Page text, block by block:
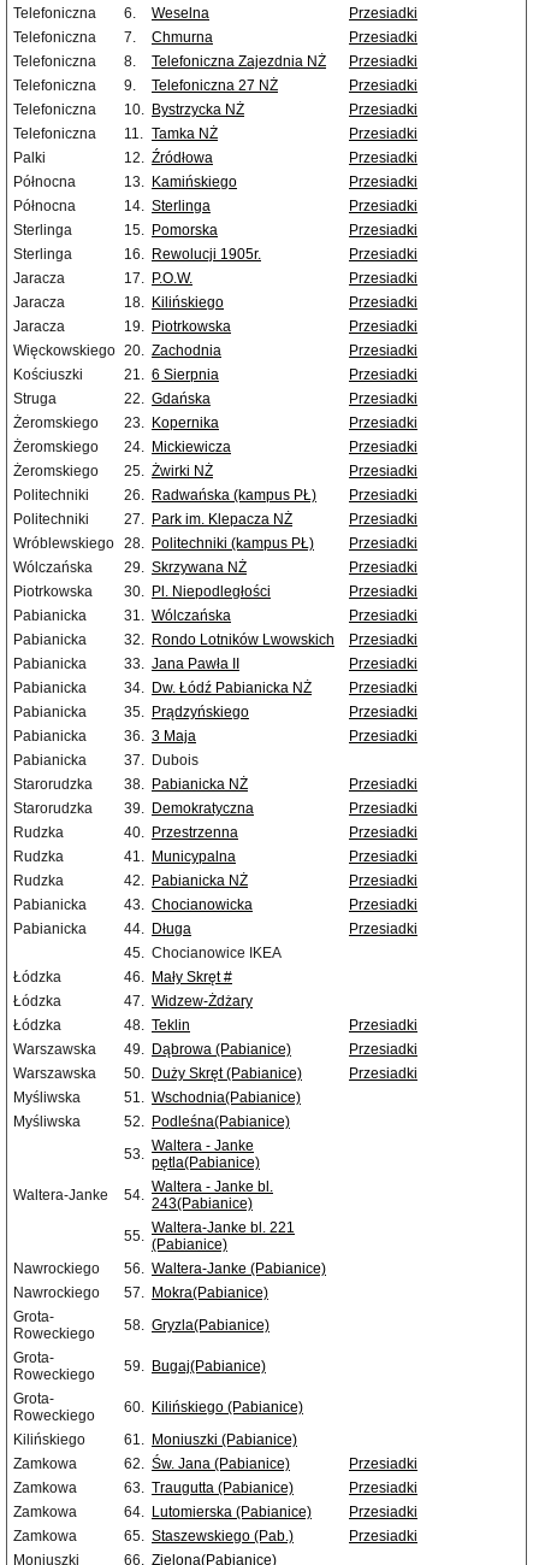
Telefoniczna
6. Weselna
Przesiadki
Telefoniczna
7. Chmurna
Przesiadki
Telefoniczna
8. Telefoniczna Zajezdnia NŻ
Przesiadki
Telefoniczna
9. Telefoniczna 27 NŻ
Przesiadki
Telefoniczna
10. Bystrzycka NŻ
Przesiadki
Telefoniczna
11. Tamka NŻ
Przesiadki
Palki
12. Źródłowa
Przesiadki
Północna
13. Kamińskiego
Przesiadki
Północna
14. Sterlinga
Przesiadki
Sterlinga
15. Pomorska
Przesiadki
Sterlinga
16. Rewolucji 1905r.
Przesiadki
Jaracza
17. P.O.W.
Przesiadki
Jaracza
18. Kilińskiego
Przesiadki
Jaracza
19. Piotrkowska
Przesiadki
Więckowskiego 20. Zachodnia
Przesiadki
Kościuszki
21. 6 Sierpnia
Przesiadki
Struga
22. Gdańska
Przesiadki
Żeromskiego
23. Kopernika
Przesiadki
Żeromskiego
24. Mickiewicza
Przesiadki
Żeromskiego
25. Żwirki NŻ
Przesiadki
Politechniki
26. Radwańska (kampus PŁ)
Przesiadki
Politechniki
27. Park im. Klepacza NŻ
Przesiadki
Wróblewskiego 28. Politechniki (kampus PŁ)
Przesiadki
Wólczańska
29. Skrzywana NŻ
Przesiadki
Piotrkowska
30. Pl. Niepodległości
Przesiadki
Pabianicka
31. Wólczańska
Przesiadki
Pabianicka
32. Rondo Lotników Lwowskich
Przesiadki
Pabianicka
33. Jana Pawła II
Przesiadki
Pabianicka
34. Dw. Łódź Pabianicka NŻ
Przesiadki
Pabianicka
35. Prądzyńskiego
Przesiadki
Pabianicka
36. 3 Maja
Przesiadki
Pabianicka
37. Dubois
Starorudzka
38. Pabianicka NŻ
Przesiadki
Starorudzka
39. Demokratyczna
Przesiadki
Rudzka
40. Przestrzenna
Przesiadki
Rudzka
41. Municypalna
Przesiadki
Rudzka
42. Pabianicka NŻ
Przesiadki
Pabianicka
43. Chocianowicka
Przesiadki
Pabianicka
44. Długa
Przesiadki
45. Chocianowice IKEA
Łódzka
46. Mały Skręt #
Łódzka
47. Widzew-Żdżary
Łódzka
48. Teklin
Przesiadki
Warszawska
49. Dąbrowa (Pabianice)
Przesiadki
Warszawska
50. Duży Skręt (Pabianice)
Przesiadki
Myśliwska
51. Wschodnia(Pabianice)
Myśliwska
52. Podleśna(Pabianice)
53. Waltera - Janke
pętla(Pabianice)
Waltera-Janke
54. Waltera - Janke bl.
243(Pabianice)
55. Waltera-Janke bl. 221
(Pabianice)
Nawrockiego
56. Waltera-Janke (Pabianice)
Nawrockiego
57. Mokra(Pabianice)
Grota-
Roweckiego
58. Gryzla(Pabianice)
Grota-
Roweckiego
59. Bugaj(Pabianice)
Grota-
Roweckiego
60. Kilińskiego (Pabianice)
Kilińskiego
61. Moniuszki (Pabianice)
Zamkowa
62. Św. Jana (Pabianice)
Przesiadki
Zamkowa
63. Traugutta (Pabianice)
Przesiadki
Zamkowa
64. Lutomierska (Pabianice)
Przesiadki
Zamkowa
65. Staszewskiego (Pab.)
Przesiadki
Moniuszki
66. Zielona(Pabianice)